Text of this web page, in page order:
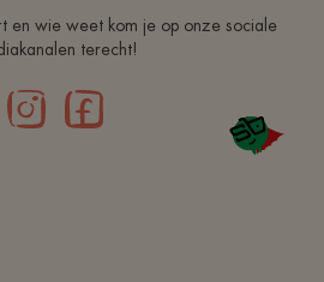
en wie weet kom je op onze sociale
terecht!